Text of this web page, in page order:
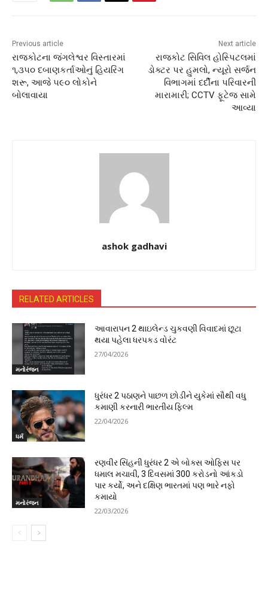
Previous article
રાજકોટના જંગલેશ્વર વિસ્તારમાં
૧,૩૫૦ દબાણકર્તાઓનું હિયરિંગ
શરૂ, આજે ૫૯૦ લોકોને
બોલાવાયા
Next article
રાજકોટ સિવિલ હોસ્પિટલમાં
ડોક્ટર પર હુમલો, ન્યૂરો સર્જન
વિભાગમાં દર્દીના પરિવારની
મારામારી; CCTV ફૂટેજ સામે
આવ્યા
ashok gadhavi
RELATED ARTICLES
મનોરંજન
આવારાપન 2 થાઇલેન્ડ ચુકવણી વિવાદમાં છૂટા
થયા પહેલા ધરપકડ વોરંટ
27/04/2026
ધર્મ
ધુરંધર 2 પઠાણને પાછળ છોડીને યુકેમાં સૌથી વધુ
કમાણી કરનારી ભારતીય ફિલ્મ
22/04/2026
મનોરંજન
રણવીર સિંહની ધુરંધર 2 એ બોક્સ ઓફિસ પર
ધમાલ મચાવી, 3 દિવસમાં 300 કરોડનો આંકડો
પાર કર્યો, અને દક્ષિણ ભારતમાં પણ ભારે નફો
કમાયો
22/03/2026